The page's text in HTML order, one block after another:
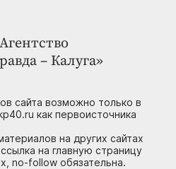
– Калуга»
сайта возможно только в
как первоисточника
на других сайтах
на главную страницу
no-follow обязательна.